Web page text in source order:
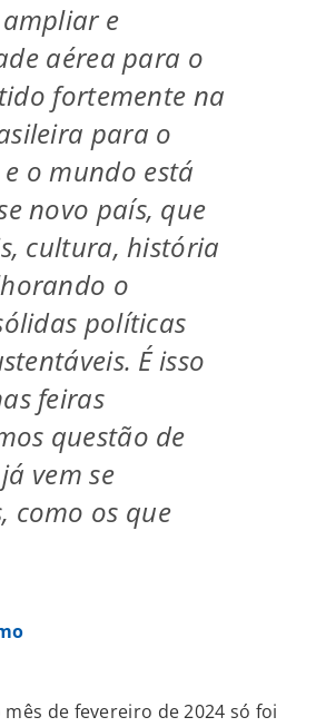
e
aérea para o
fortemente na
para o
o mundo está
novo país, que
cultura, história
o
políticas
É isso
feiras
questão de
vem se
como os que
de fevereiro de 2024 só foi